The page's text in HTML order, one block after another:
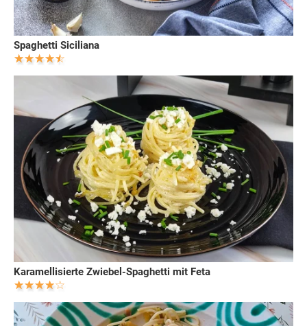
Spaghetti Siciliana
Karamellisierte Zwiebel-Spaghetti mit Feta